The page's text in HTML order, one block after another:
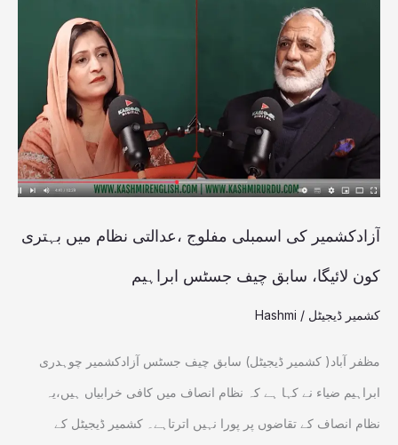
آزادکشمیر کی اسمبلی مفلوج ،عدالتی نظام میں بہتری
کون لائیگا، سابق چیف جسٹس ابراہیم
کشمیر ڈیجیٹل /
Hashmi
مظفر آباد( کشمیر ڈیجیٹل) سابق چیف جسٹس آزادکشمیر چوہدری
ابراہیم ضیاء نے کہا ہے کہ نظام انصاف میں کافی خرابیاں ہیں،یہ
نظام انصاف کے تقاضوں پر پورا نہیں اترتاہے۔ کشمیر ڈیجیٹل کے
نظام
بہتری
کون
سابق
چیف
جسٹس
ابراہیم